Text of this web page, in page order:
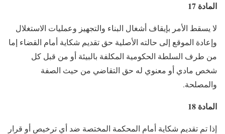
المادة 17
لا يسقط الأمر بإيقاف أشغال البناء والتجهيز وعمليات الاستغلال
وإعادة الموقع إلى حالته الأصلية حق تقديم شكاية أمام القضاء إما
من طرف السلطة الحكومية المكلفة بالبيئة أو من قبل كل
شخص مادي أو معنوي له حق التقاضي من حيث الصفة
والمصلحة.
المادة 18
إذا تم تقديم شكاية أمام المحكمة المختصة ضد أي ترخيص أو قرار